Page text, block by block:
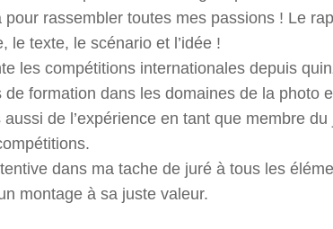
pour rassembler toutes mes passions ! Le
le texte, le scénario et l’idée !
les compétitions internationales depuis
de formation dans les domaines de la photo
aussi de l’expérience en tant que membre
dans ma tache de juré à tous les
montage à sa juste valeur.